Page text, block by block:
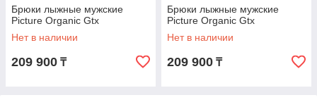
Брюки лыжные мужские
Picture Organic Gtx
Нет в наличии
209 900 ₸
Брюки лыжные мужские
Picture Organic Gtx
Нет в наличии
209 900 ₸